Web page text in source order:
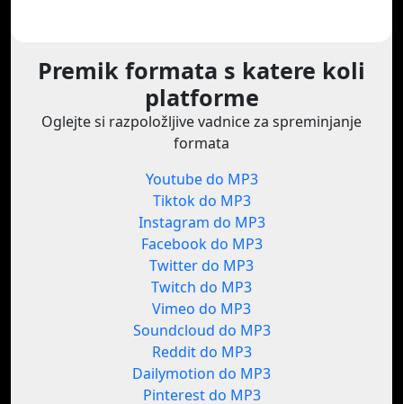
Premik formata s katere koli
platforme
Oglejte si razpoložljive vadnice za spreminjanje
formata
Youtube do MP3
Tiktok do MP3
Instagram do MP3
Facebook do MP3
Twitter do MP3
Twitch do MP3
Vimeo do MP3
Soundcloud do MP3
Reddit do MP3
Dailymotion do MP3
Pinterest do MP3